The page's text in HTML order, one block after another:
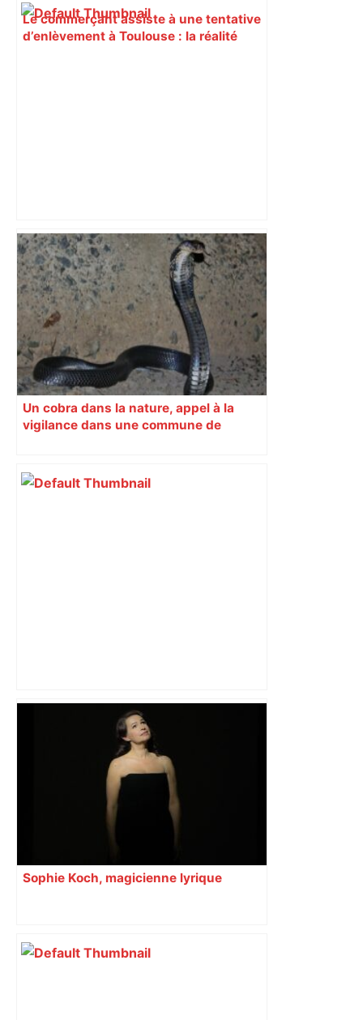
Le commerçant assiste à une tentative
d’enlèvement à Toulouse : la réalité
Toulouse. Poignardé à trois reprises, il
tente de prendre la fuite en VTC et
prétexte s'être blessé tout seul –
Actu.fr
Un cobra dans la nature, appel à la
vigilance dans une commune de
Bilan du marché du logement neuf :
une lueur d'espoir pour l'immobilier à
Toulouse ? – Actu.fr
Sophie Koch, magicienne lyrique